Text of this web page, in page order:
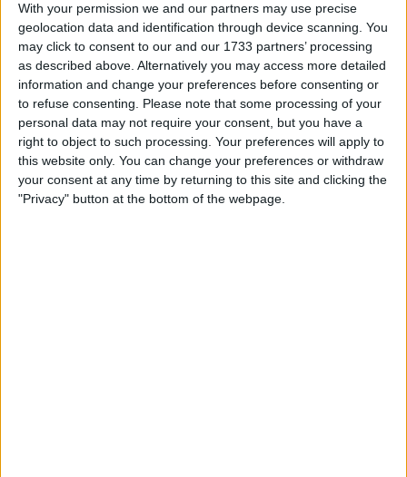
With your permission we and our partners may use precise
geolocation data and identification through device scanning. You
may click to consent to our and our 1733 partners’ processing
as described above. Alternatively you may access more detailed
information and change your preferences before consenting or
to refuse consenting. Please note that some processing of your
personal data may not require your consent, but you have a
right to object to such processing. Your preferences will apply to
this website only. You can change your preferences or withdraw
your consent at any time by returning to this site and clicking the
"Privacy" button at the bottom of the webpage.
Sweeck espera regressar ao seu melhor nível o mais
rapidamente possível, o que parece estar no bom
caminho, tendo em conta o seu segundo lugar no
Nacht van Woerden, na terça-feira. Porque depois
da época passada, que ele afirma ter sido a sua
melhor de sempre, as expectativas são elevadas.
Leia também